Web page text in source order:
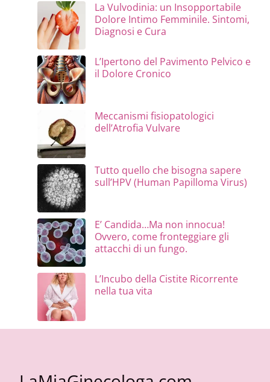
La Vulvodinia: un Insopportabile
Dolore Intimo Femminile. Sintomi,
Diagnosi e Cura
L’Ipertono del Pavimento Pelvico e
il Dolore Cronico
Meccanismi fisiopatologici
dell’Atrofia Vulvare
Tutto quello che bisogna sapere
sull’HPV (Human Papilloma Virus)
E’ Candida…Ma non innocua!
Ovvero, come fronteggiare gli
attacchi di un fungo.
L’Incubo della Cistite Ricorrente
nella tua vita